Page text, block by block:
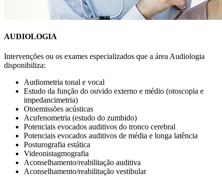
AUDIOLOGIA
Intervenções ou os exames especializados que a área Audiologia
disponibiliza:
Audiometria tonal e vocal
Estudo da função do ouvido externo e médio (otoscopia e
impedancimetria)
Otoemissões acústicas
Acufenometria (estudo do zumbido)
Potenciais evocados auditivos do tronco cerebral
Potenciais evocados auditivos de média e longa latência
Posturografia estática
Videonistagmografia
Aconselhamento/reabilitação auditiva
Aconselhamento/reabilitação vestibular